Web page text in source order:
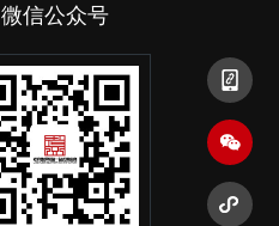
微信公众号